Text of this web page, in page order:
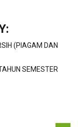
(PIAGAM DAN
SEMESTER